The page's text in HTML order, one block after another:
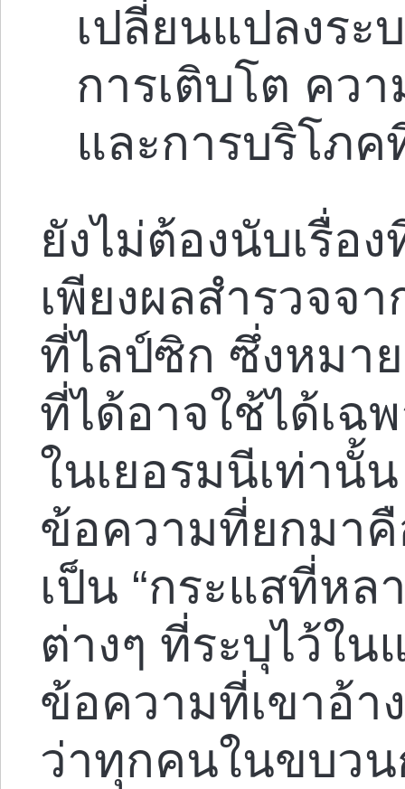
เปลี่ยนแปลงร
การเติบโต คว
และการบริโภค
ยังไม่ต้องนับเรื่อ
เพียงผลสำรวจจ
ที่ไลป์ซิก ซึ่งหมา
ที่ได้อาจใช้ได้เฉ
ในเยอรมนีเท่านั้
ข้อความที่ยกมา
เป็น “กระแสที่ห
ต่างๆ ที่ระบุไว้ใ
ข้อความที่เขาอ้า
ว่าทุกคนในขบวน